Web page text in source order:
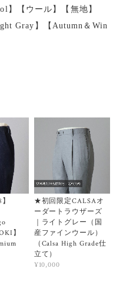
】【ウール】【無地】
Gray】【Autumn＆Win
】
】
★初回限定CALSAオ
ーダートラウザーズ
｜ライトグレー（国
産ファインウール）
（Calsa High Grade仕
立て）
¥10,000